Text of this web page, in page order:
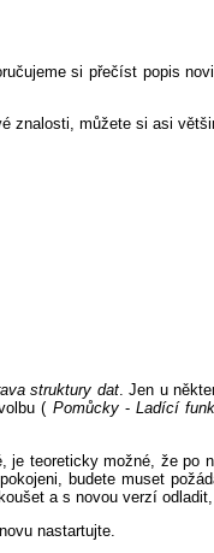
si přečíst popis
znalosti, můžete si asi
struktury dat. Jen u
( Pomůcky-Ladící
teoreticky možné, že po
budete muset
a s novou verzí
nastartujte.